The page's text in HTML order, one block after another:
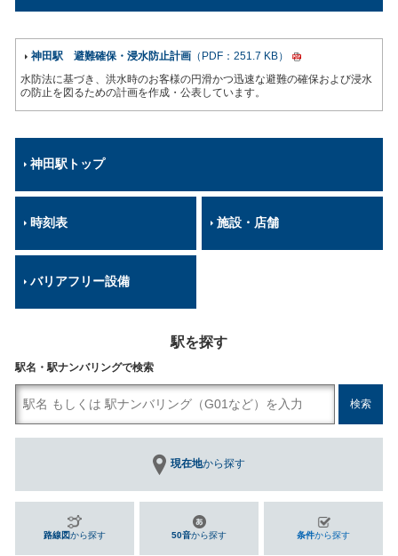
神田駅 避難確保・浸水防止計画 （PDF：251.7 KB）
水防法に基づき、洪水時のお客様の円滑かつ迅速な避難の確保および浸水
の防止を図るための計画を作成・公表しています。
神田駅トップ
時刻表 施設・店舗
バリアフリー設備
駅を探す
駅名・駅ナンバリングで検索
路線図から探す 50音から探す 条件から探す
現在地から探す